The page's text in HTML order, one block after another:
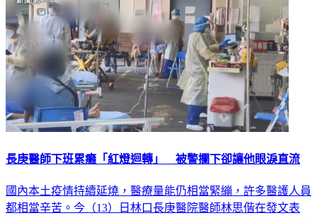
長庚醫師下班累癱「紅燈迴轉」 被警攔下卻讓他眼淚直流
國內本土疫情持續延燒，醫療量能仍相當緊繃，許多醫護人員
都相當辛苦。今（13）日林口長庚醫院醫師林思偕在發文表